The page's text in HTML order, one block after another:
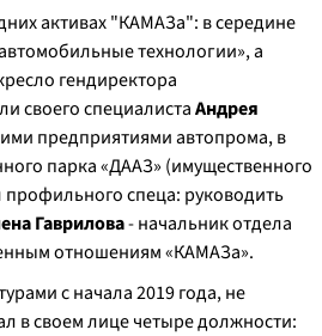
активах "КАМАЗа": в середине
технологии», а
гендиректора
своего специалистаАндрея
предприятиями автопрома, в
парка «ДААЗ» (имущественного
спеца: руководить
Гаврилова- начальник отдела
отношениям «КАМАЗа».
с начала 2019 года, не
в своем лице четыре должности: